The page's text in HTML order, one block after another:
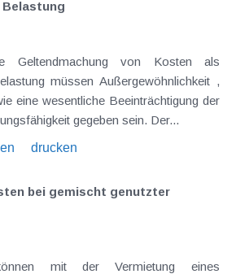
Geltendmachung von Kosten als
,
wirtschaftlichen Leistungsfähigkeit gegeben sein. Der...
drucken
bei gemischt genutzter
der Vermietung eines